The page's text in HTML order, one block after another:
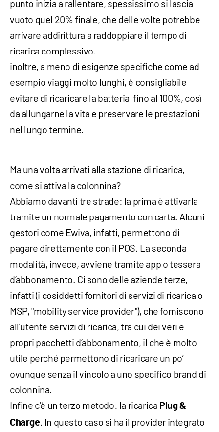
punto inizia a rallentare, spessissimo si lascia
vuoto quel 20% finale, che delle volte potrebbe
arrivare addirittura a raddoppiare il tempo di
ricarica complessivo.
inoltre, a meno di esigenze specifiche come ad
esempio viaggi molto lunghi, è consigliabile
evitare di ricaricare la batteria fino al 100%, così
da allungarne la vita e preservare le prestazioni
nel lungo termine.
Ma una volta arrivati alla stazione di ricarica,
come si attiva la colonnina?
Abbiamo davanti tre strade: la prima è attivarla
tramite un normale pagamento con carta. Alcuni
gestori come Ewiva, infatti, permettono di
pagare direttamente con il POS. La seconda
modalità, invece, avviene tramite app o tessera
d’abbonamento. Ci sono delle aziende terze,
infatti (i cosiddetti fornitori di servizi di ricarica o
MSP, "mobility service provider"), che forniscono
all’utente servizi di ricarica, tra cui dei veri e
propri pacchetti d’abbonamento, il che è molto
utile perché permettono di ricaricare un po’
ovunque senza il vincolo a uno specifico brand di
colonnina.
Infine c’è un terzo metodo: la ricarica Plug &
Charge. In questo caso si ha il provider integrato